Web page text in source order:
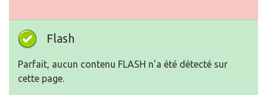
Flash
Parfait, aucun contenu FLASH n'a été détecté sur
cette page.